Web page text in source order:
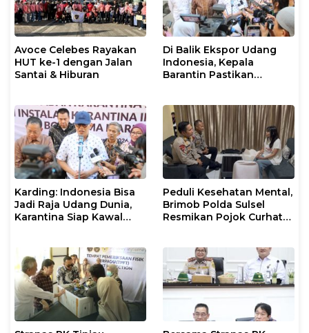
Avoce Celebes Rayakan
HUT ke-1 dengan Jalan
Santai & Hiburan
Di Balik Ekspor Udang
Indonesia, Kepala
Barantin Pastikan
Karding: Indonesia Bisa
Jadi Raja Udang Dunia,
Karantina Siap Kawal
Peduli Kesehatan Mental,
Brimob Polda Sulsel
Resmikan Pojok Curhat